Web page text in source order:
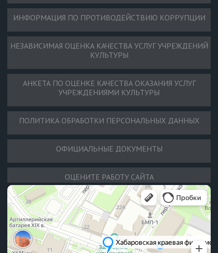
ИНФОРМАЦИЯ ПО ПРОТИВОДЕЙСТВИЮ КОРРУПЦИИ
НЕЗАВИСИМАЯ ОЦЕНКА КАЧЕСТВА УСЛУГ УЧРЕЖДЕНИЙ
КУЛЬТУРЫ
АНКЕТА ПО ОЦЕНКЕ КАЧЕСТВА ОКАЗАНИЯ УСЛУГ
УЧРЕЖДЕНИЯМИ КУЛЬТУРЫ
ПОЛИТИКА ОБРАБОТКИ ПЕРСОНАЛЬНЫХ ДАННЫХ
ОФИЦИАЛЬНЫЕ ДОКУМЕНТЫ
ОЦЕНИТЕ РАБОТУ САЙТА